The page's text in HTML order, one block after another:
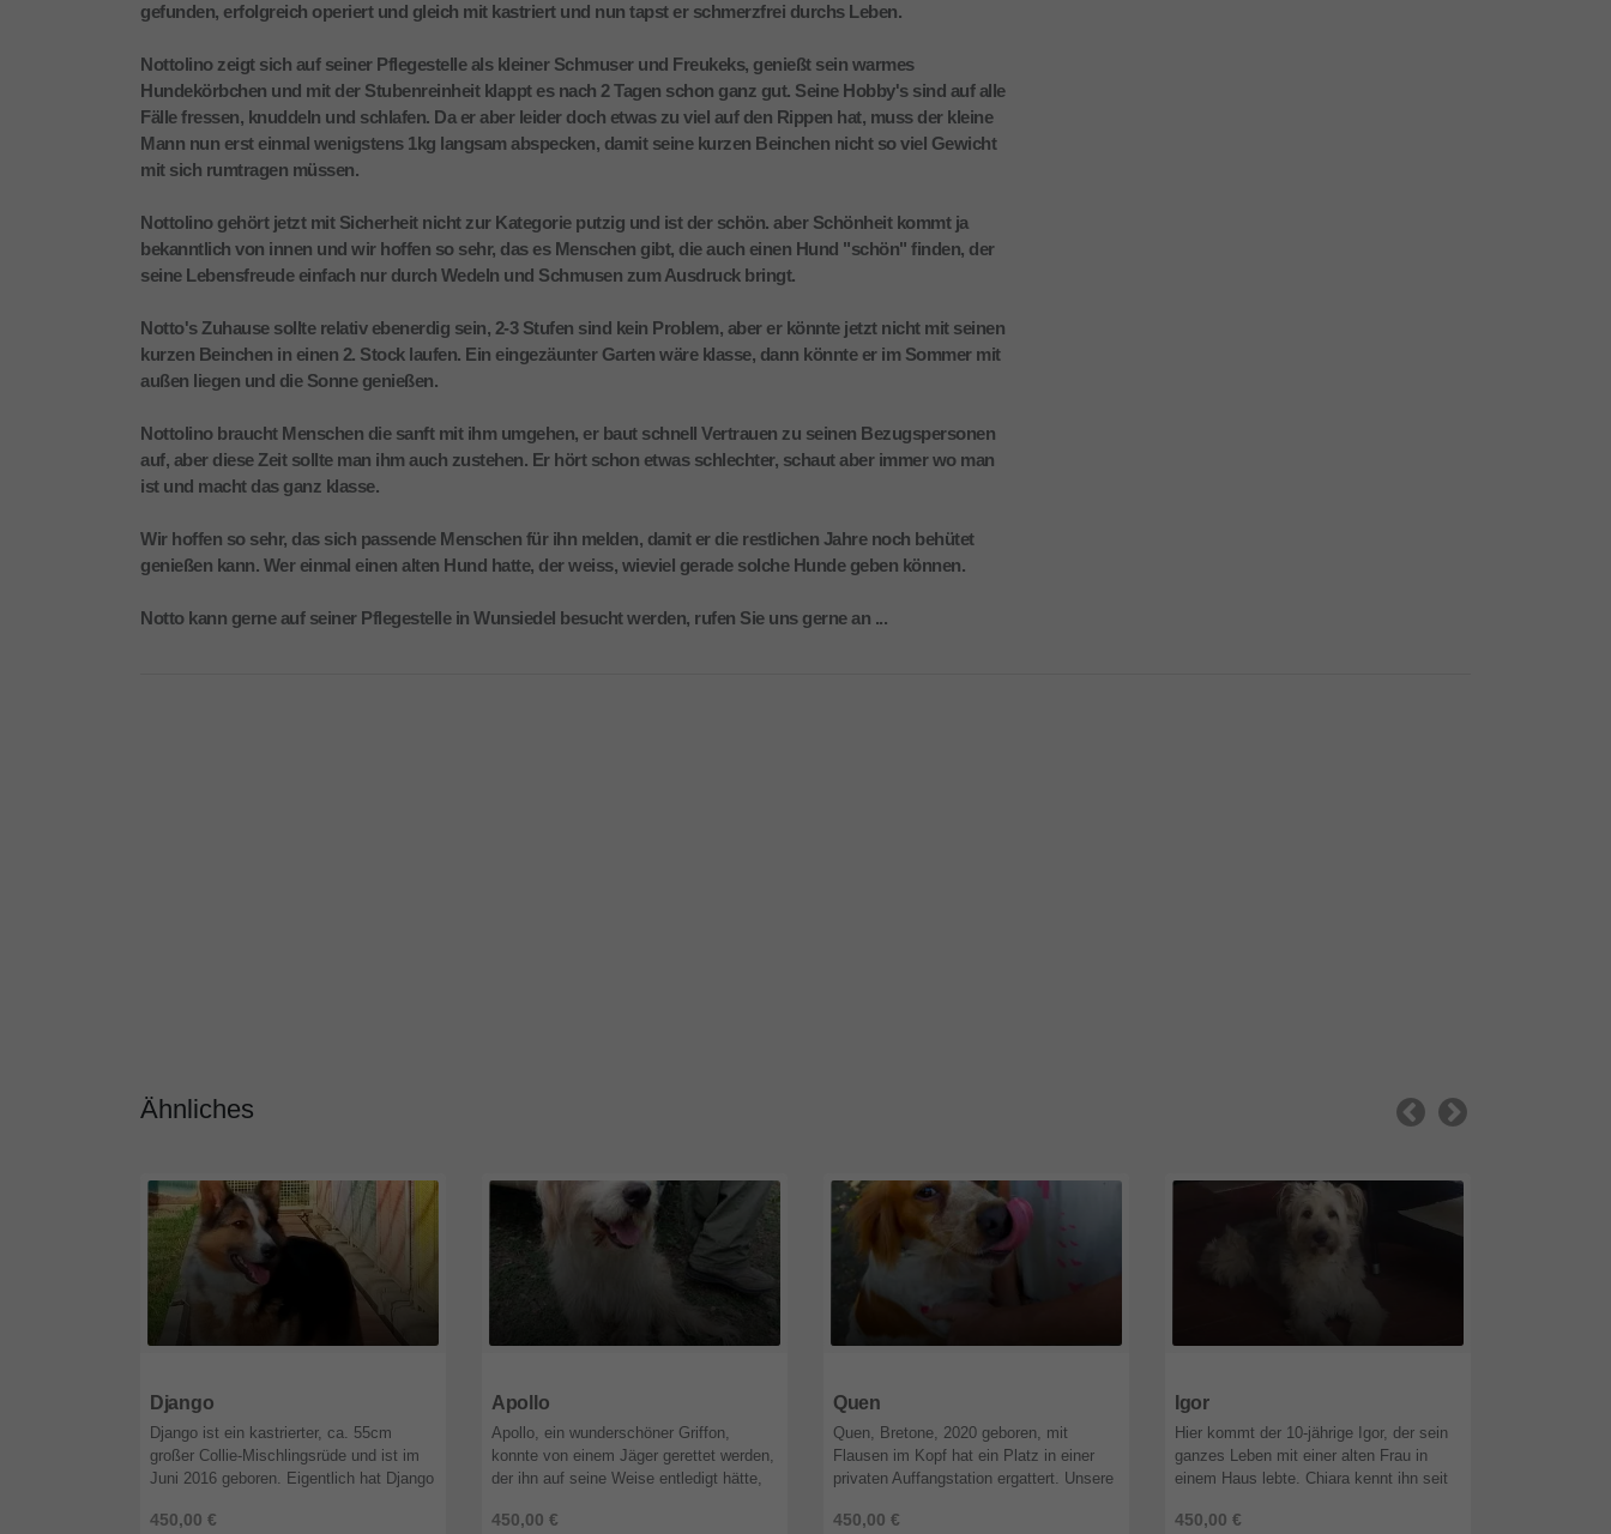
gefunden, erfolgreich operiert und gleich mit kastriert und nun tapst er schmerzfrei durchs Leben.
Nottolino zeigt sich auf seiner Pflegestelle als kleiner Schmuser und Freukeks, genießt sein warmes
Hundekörbchen und mit der Stubenreinheit klappt es nach 2 Tagen schon ganz gut. Seine Hobby's sind auf alle
Fälle fressen, knuddeln und schlafen. Da er aber leider doch etwas zu viel auf den Rippen hat, muss der kleine
Mann nun erst einmal wenigstens 1kg langsam abspecken, damit seine kurzen Beinchen nicht so viel Gewicht
mit sich rumtragen müssen.
Nottolino gehört jetzt mit Sicherheit nicht zur Kategorie putzig und ist der schön. aber Schönheit kommt ja
bekanntlich von innen und wir hoffen so sehr, das es Menschen gibt, die auch einen Hund "schön" finden, der
seine Lebensfreude einfach nur durch Wedeln und Schmusen zum Ausdruck bringt.
Notto's Zuhause sollte relativ ebenerdig sein, 2-3 Stufen sind kein Problem, aber er könnte jetzt nicht mit seinen
kurzen Beinchen in einen 2. Stock laufen. Ein eingezäunter Garten wäre klasse, dann könnte er im Sommer mit
außen liegen und die Sonne genießen.
Nottolino braucht Menschen die sanft mit ihm umgehen, er baut schnell Vertrauen zu seinen Bezugspersonen
auf, aber diese Zeit sollte man ihm auch zustehen. Er hört schon etwas schlechter, schaut aber immer wo man
ist und macht das ganz klasse.
Wir hoffen so sehr, das sich passende Menschen für ihn melden, damit er die restlichen Jahre noch behütet
genießen kann. Wer einmal einen alten Hund hatte, der weiss, wieviel gerade solche Hunde geben können.
Notto kann gerne auf seiner Pflegestelle in Wunsiedel besucht werden, rufen Sie uns gerne an ...
Ähnliches
Django
450,00 €
Django ist ein kastrierter, ca. 55cm
großer Collie-Mischlingsrüde und ist im
Juni 2016 geboren. Eigentlich hat Django
ins Haus und lebt nur ...
Apollo
450,00 €
Apollo, ein wunderschöner Griffon,
konnte von einem Jäger gerettet werden,
der ihn auf seine Weise entledigt hätte,
zu übernehmen. Apollo ist ...
Quen
450,00 €
Quen, Bretone, 2020 geboren, mit
Flausen im Kopf hat ein Platz in einer
privaten Auffangstation ergattert. Unsere
kranke und alte Hunde gerett ...
Igor
450,00 €
Hier kommt der 10-jährige Igor, der sein
ganzes Leben mit einer alten Frau in
einem Haus lebte. Chiara kennt ihn seit
und gepflegt bis, ja b ...